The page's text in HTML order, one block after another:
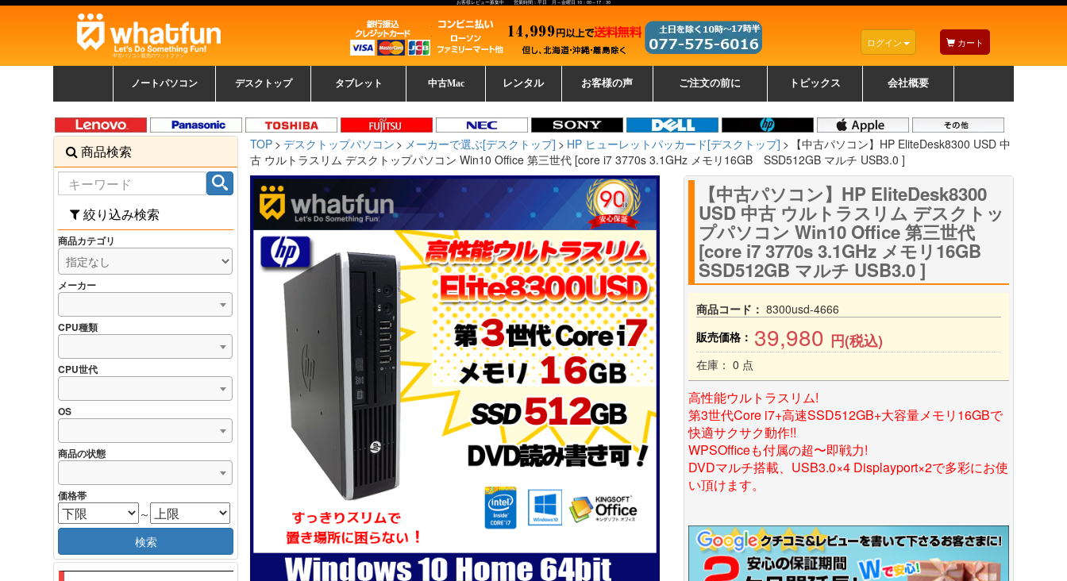
お客様レビュー募集中 営業時間：平日 月～金曜日 10：00～17：30
中古パソコン販売のワットファン
ログイン カート
ノートパソコン
覧
パソコン
ッカード
デスクトップ
中古デスクトップ一覧
新品デスクトップ一
覧
ゲーミングパソコン
トレーディングパソ
コン
ッカード
タブレット 中古Mac レンタル お客様の声 ご注文の前に トピックス 会社概要
TOP デスクトップパソコン メーカーで選ぶ[デスクトップ] HP ヒューレットパッカード[デスクトップ]
【中古パソコン】HP EliteDesk8300 USD 中
古 ウルトラスリム デスクトップパソコン Win10 Office 第三世代 [core i7 3770s 3.1GHz メモリ16GB SSD512GB マルチ USB3.0 ]
【中古パソコン】HP EliteDesk8300
USD 中古 ウルトラスリム デスクトッ
プパソコン Win10 Office 第三世代
[core i7 3770s 3.1GHz メモリ16GB
SSD512GB マルチ USB3.0 ]
商品コード： 8300usd-4666
販売価格： 39,980 円(税込)
在庫： 0 点
高性能ウルトラスリム!
第3世代Core i7+高速SSD512GB+大容量メモリ16GBで
快適サクサク動作!!
WPSOfficeも付属の超〜即戦力!
DVDマルチ搭載、USB3.0×4 Displayport×2で多彩にお使
い頂けます。
商品検索
絞り込み検索
商品カテゴリ
メーカー
CPU種類
CPU世代
OS
商品の状態
価格帯
～
検索